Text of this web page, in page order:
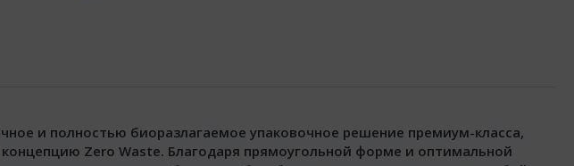
и полностью биоразлагаемое упаковочное решение премиум-класса,
Zero Waste. Благодаря прямоугольной форме и оптимальной